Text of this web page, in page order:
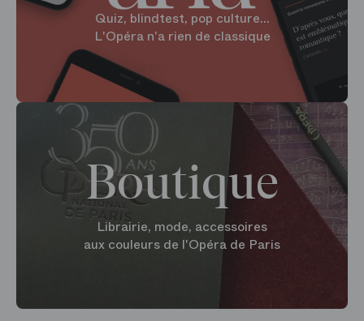
Quiz, blindtest, pop culture...
L'Opéra n'a rien de classique
Boutique
Librairie, mode, accessoires
aux couleurs de l'Opéra de Paris